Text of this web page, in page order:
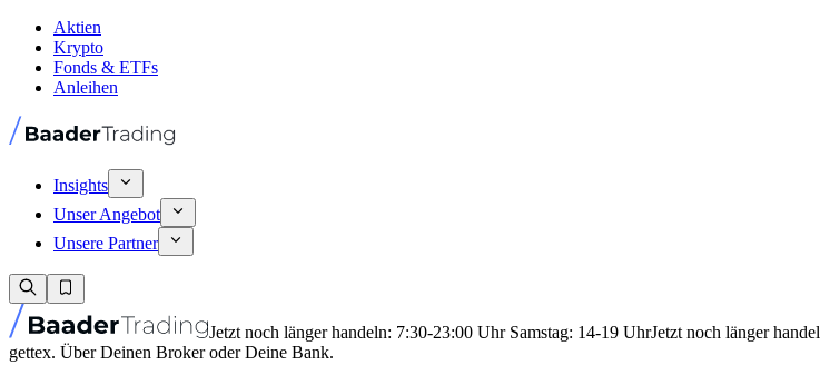
Aktien
Krypto
Fonds & ETFs
Anleihen
Insights
Unser Angebot
Unsere Partner
Jetzt noch länger handeln: 7:30-23:00 Uhr Samstag: 14-19 UhrJetzt noch länger
gettex. Über Deinen Broker oder Deine Bank.